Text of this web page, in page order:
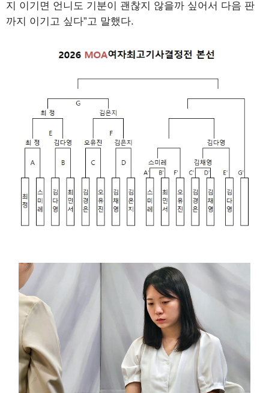
지 이기면 언니도 기분이 괜찮지 않을까 싶어서 다음 판
까지 이기고 싶다”고 말했다.